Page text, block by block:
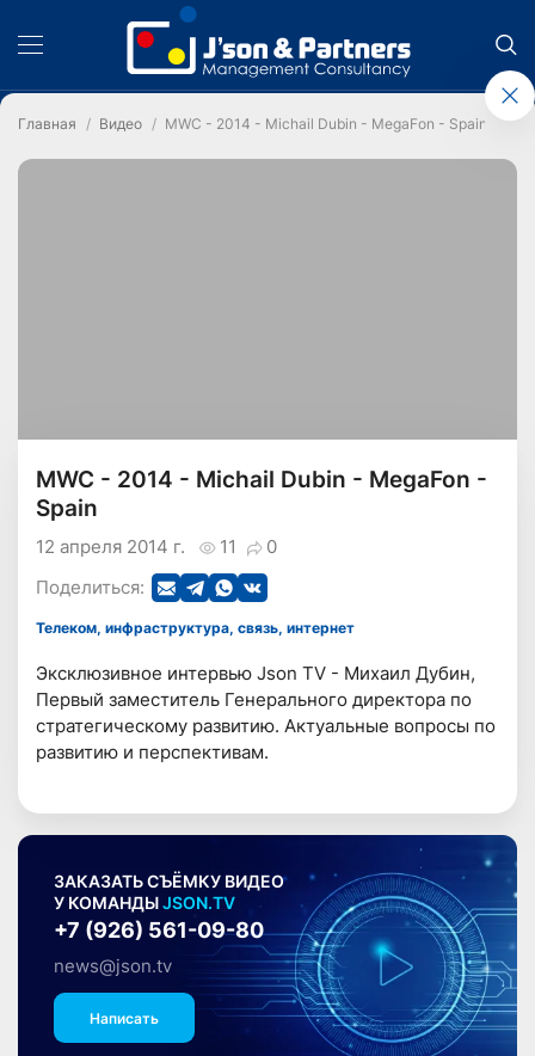
Главная Видео MWC - 2014 - Michail Dubin - MegaFon - Spain
MWC - 2014 - Michail Dubin - MegaFon -
Spain
11 0
12 апреля 2014 г.
Поделиться:
Телеком, инфраструктура, связь, интернет
Эксклюзивное интервью Json TV - Михаил Дубин,
Первый заместитель Генерального директора по
стратегическому развитию. Актуальные вопросы по
развитию и перспективам.
ЗАКАЗАТЬ СЪЁМКУ ВИДЕО
У КОМАНДЫJSON.TV
+7 (926) 561-09-80
news@json.tv
Написать